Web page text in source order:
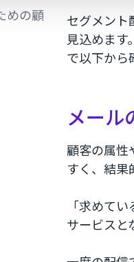
めの顧
セグメント
見込めま
で以下から
メール
顧客の属性
すく、結果
「求めて
サービスと